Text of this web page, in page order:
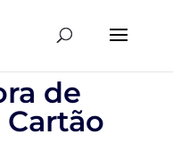
de